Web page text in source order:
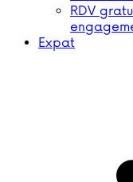
RDV
Expat